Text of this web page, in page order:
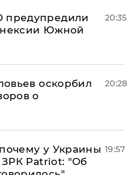
предупредили
Южной
20:35
оскорбил
о
20:28
у Украины
ЗРК Patriot: "Об
19:57